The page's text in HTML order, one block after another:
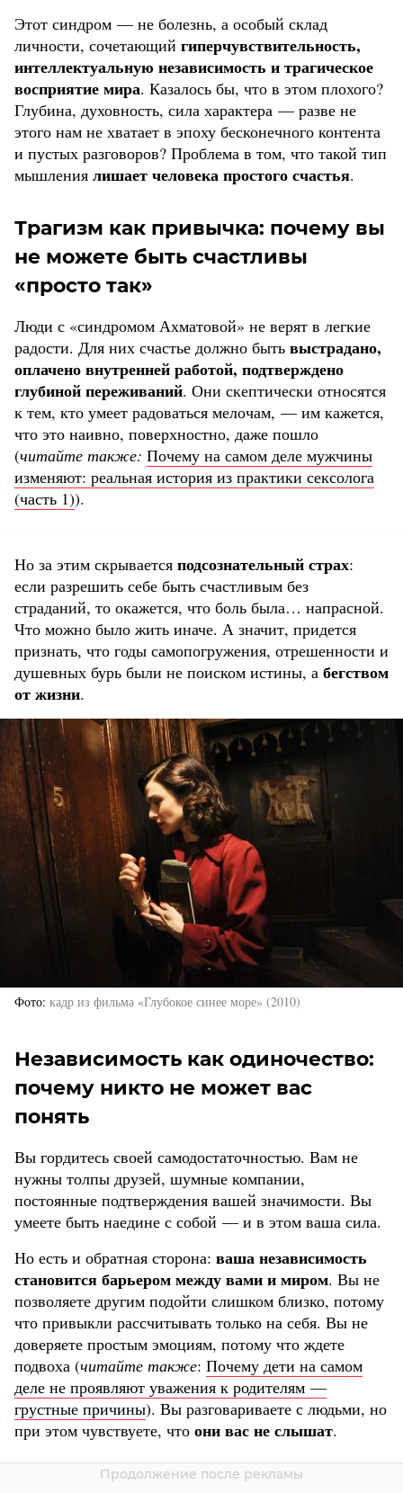
Этот синдром — не болезнь, а особый склад
личности, сочетающий гиперчувствительность,
интеллектуальную независимость и трагическое
восприятие мира. Казалось бы, что в этом плохого?
Глубина, духовность, сила характера — разве не
этого нам не хватает в эпоху бесконечного контента
и пустых разговоров? Проблема в том, что такой тип
мышления лишает человека простого счастья.
Трагизм как привычка: почему вы
не можете быть счастливы
«просто так»
Люди с «синдромом Ахматовой» не верят в легкие
радости. Для них счастье должно быть выстрадано,
оплачено внутренней работой, подтверждено
глубиной переживаний. Они скептически относятся
к тем, кто умеет радоваться мелочам, — им кажется,
что это наивно, поверхностно, даже пошло
(читайте также: Почему на самом деле мужчины
изменяют: реальная история из практики сексолога
(часть 1)).
Но за этим скрывается подсознательный страх:
если разрешить себе быть счастливым без
страданий, то окажется, что боль была… напрасной.
Что можно было жить иначе. А значит, придется
признать, что годы самопогружения, отрешенности и
душевных бурь были не поиском истины, а бегством
от жизни.
Фото кадр из фильма «Глубокое синее море» (2010)
Независимость как одиночество:
почему никто не может вас
понять
Вы гордитесь своей самодостаточностью. Вам не
нужны толпы друзей, шумные компании,
постоянные подтверждения вашей значимости. Вы
умеете быть наедине с собой — и в этом ваша сила.
Но есть и обратная сторона: ваша независимость
становится барьером между вами и миром. Вы не
позволяете другим подойти слишком близко, потому
что привыкли рассчитывать только на себя. Вы не
доверяете простым эмоциям, потому что ждете
подвоха (читайте также: Почему дети на самом
деле не проявляют уважения к родителям —
грустные причины). Вы разговариваете с людьми, но
при этом чувствуете, что они вас не слышат.